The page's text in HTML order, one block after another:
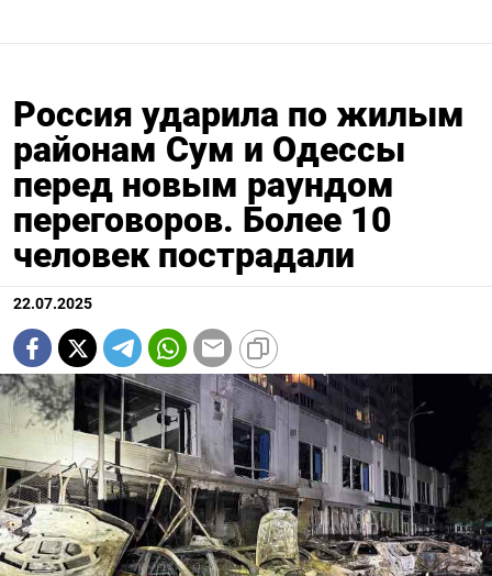
Россия ударила по жилым
районам Сум и Одессы
перед новым раундом
переговоров. Более 10
человек пострадали
22.07.2025